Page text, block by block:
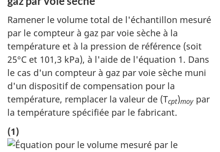
c
u
m
e
n
t
fixes
Ramener le volume total de l'échantillon mesuré
par le compteur à gaz par voie sèche à la
température et à la pression de référence (soit
25°C et 101,3 kPa), à l'aide de l'équation 1. Dans
le cas d'un compteur à gaz par voie sèche muni
d'un dispositif de compensation pour la
température, remplacer la valeur de (Tcpt)moy par
la température spécifiée par le fabricant.
(1)